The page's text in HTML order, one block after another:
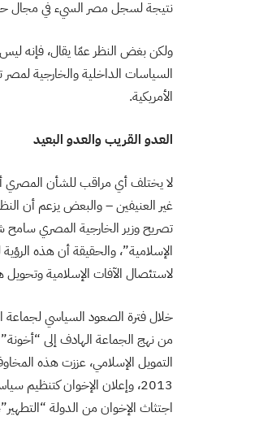
نتيجة لسجل مصر السيء في مجال
ولكن بغض النظر عمّا يقال، فإنه
السياسات الداخلية والخارجية
الأمريكية.
العدو القريب والعدو البعيد
لا يختلف أي مراقب للشأن المصري
غير العنيفين – والبعض يزعم أن
تصريح وزير الخارجية المصري
الإسلامية”، والحقيقة أن هذه
لاستئصال الآفات الإسلامية
من نهج الجماعة الهادف إلى
التمويل الإسلامي، عززت هذه
2013، وإعلان الإخوان
اجتثاث الإخوان من الدولة